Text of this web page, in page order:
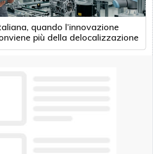
quando l’innovazione
più della delocalizzazione